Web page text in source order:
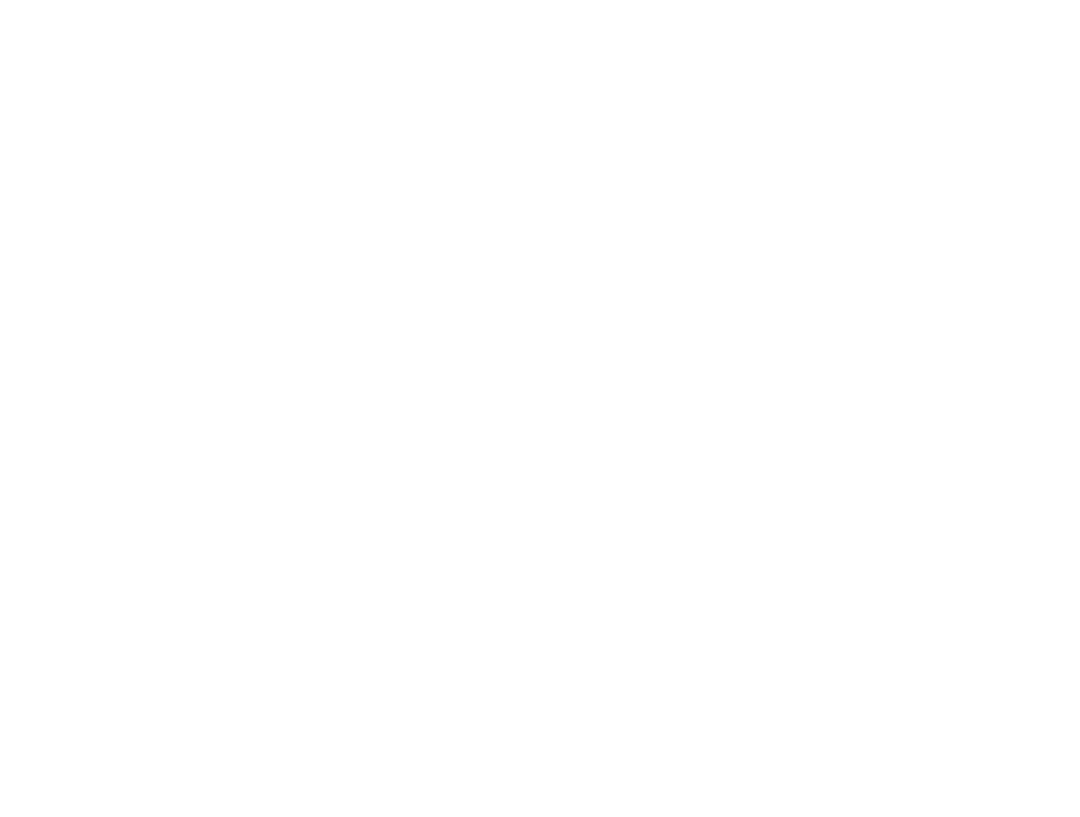
načine, uz igru sa sastojcima i njihovom
starinskih kulinarskih vrednosti, koliko i
U ovom blogu otkrićemo vam kako da savladate